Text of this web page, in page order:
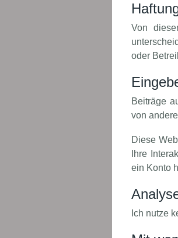
Von
oder
Beiträge
von
Diese
Ihre
ein Konto
Ich nutze